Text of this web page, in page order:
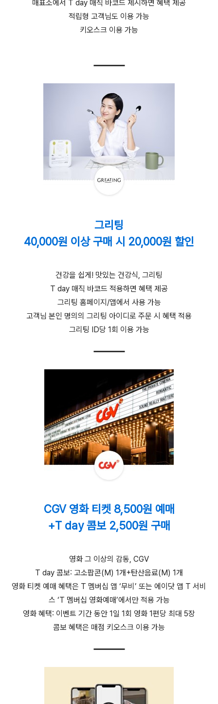
매표소에서 T day 매직 바코드 제시하면 혜택 제공
적립형 고객님도 이용 가능
키오스크 이용 가능
그리팅
40,000원 이상 구매 시 20,000원 할인
건강을 쉽게! 맛있는 건강식, 그리팅
T day 매직 바코드 적용하면 혜택 제공
그리팅 홈페이지/앱에서 사용 가능
고객님 본인 명의의 그리팅 아이디로 주문 시 혜택 적용
그리팅 ID당 1회 이용 가능
CGV 영화 티켓 8,500원 예매
+T day 콤보 2,500원 구매
영화 그 이상의 감동, CGV
T day 콤보: 고소팝콘(M) 1개+탄산음료(M) 1개
영화 티켓 예매 혜택은 T 멤버십 앱 ‘무비’ 또는 에이닷 앱 T 서비
스 ‘T 멤버십 영화예매’에서만 적용 가능
영화 혜택: 이벤트 기간 동안 1일 1회 영화 1편당 최대 5장
콤보 혜택은 매점 키오스크 이용 가능